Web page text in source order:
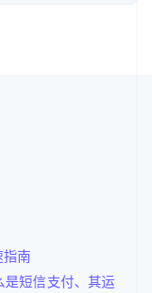
南
短信支付、其运